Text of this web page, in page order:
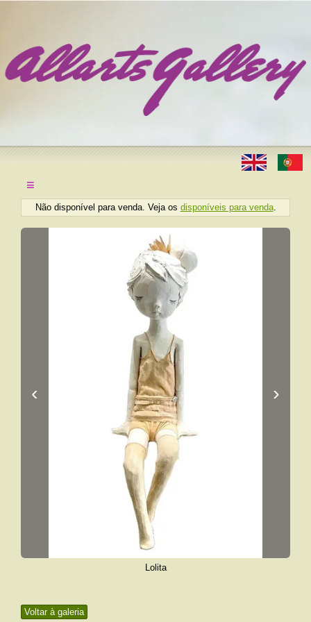
≡
Voltar à galeria
Não disponível para venda. Veja os disponíveis para venda.
‹ ›
Lolita